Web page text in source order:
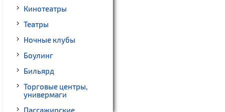
Кинотеатры
Театры
Ночные клубы
Боулинг
Бильярд
Торговые центры,
универмаги
Пассажирские